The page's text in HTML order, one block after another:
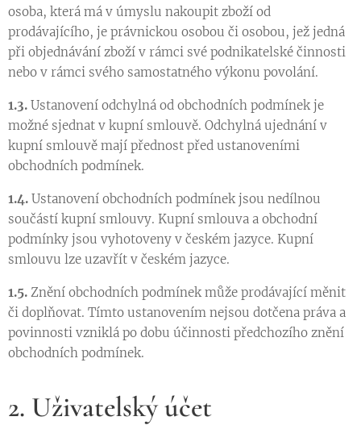
osoba, která má v úmyslu nakoupit zboží od
prodávajícího, je právnickou osobou či osobou, jež jedná
při objednávání zboží v rámci své podnikatelské činnosti
nebo v rámci svého samostatného výkonu povolání.
1.3. Ustanovení odchylná od obchodních podmínek je
možné sjednat v kupní smlouvě. Odchylná ujednání v
kupní smlouvě mají přednost před ustanoveními
obchodních podmínek.
1.4. Ustanovení obchodních podmínek jsou nedílnou
součástí kupní smlouvy. Kupní smlouva a obchodní
podmínky jsou vyhotoveny v českém jazyce. Kupní
smlouvu lze uzavřít v českém jazyce.
1.5. Znění obchodních podmínek může prodávající měnit
či doplňovat. Tímto ustanovením nejsou dotčena práva a
povinnosti vzniklá po dobu účinnosti předchozího znění
obchodních podmínek.
2. Uživatelský účet